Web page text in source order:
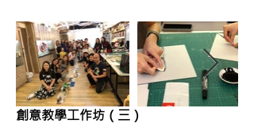
創意教學工作坊（三）